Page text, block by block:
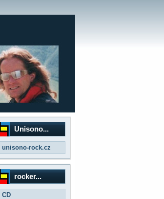
Unisono...
unisono-rock.cz
rocker...
CD